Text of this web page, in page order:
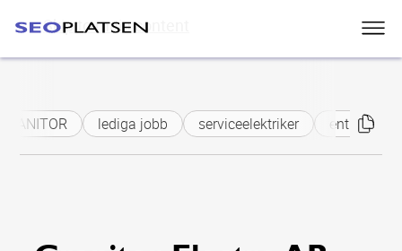
Skip to main content
lediga jobb serviceelektriker